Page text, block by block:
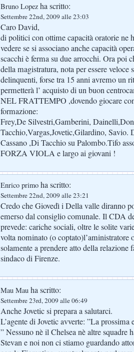
Bruno Lopez ha scritto:
Settembre 22nd, 2009 alle 23:03
Caro David,
di politici con ottime capacità oratorie ne
vedere se si associano anche capacità
scacchi è ferma su due arrocchi. Ora poi
della magistratura, nota per essere
delinquenti, forse tra 15 anni avremo un
permetterà l’ acquisto di un buon
NEL FRATTEMPO ,dovendo giocare
formazione:
Frey,De Silvestri,Gamberini,
Tacchio,Vargas,Jovetic,Gilardino, Savio.
Cassano ,Di Tacchio su Palombo.Tifo
FORZA VIOLA e largo ai giovani !
Enrico primo ha scritto:
Settembre 22nd, 2009 alle 23:21
Credo che Giovedì i Della valle diranno
emerso dal consiglio comunale. Il CDA
prevede: cariche sociali, oltre le solite
volta nominato (o coptato)l’aministratore
solamente a prendere atto della relazione
sindaco di Firenze.
Mau Mau ha scritto:
Settembre 23rd, 2009 alle 06:49
Anche Jovetic si prepara a salutarci.
L’agente di Jovetic avverte: ”La prossima
” Nessuno nè il Chelsea nè altre squadre
Stevan e noi non ci stiamo guardando